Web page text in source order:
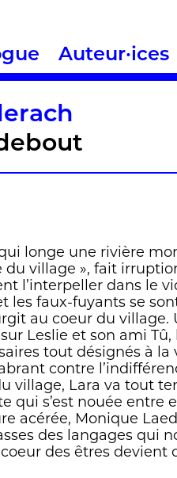
Auteur·ices
longe une rivière
du village », fait
l’interpeller dans le
les faux-fuyants se
au coeur du village.
Leslie et son ami
tout désignés à la
contre
village, Lara va tout
qui s’est nouée entre
acérée, Monique
des langages qui
des êtres devient